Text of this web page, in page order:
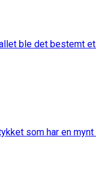
ble det bestemt
som har en